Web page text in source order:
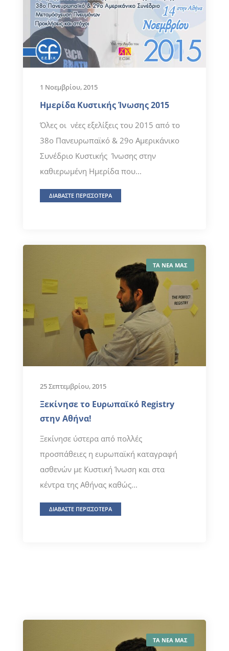
1 Νοεμβρίου, 2015
Ημερίδα Κυστικής Ίνωσης 2015
Όλες οι νέες εξελίξεις του 2015 από το
38ο Πανευρωπαϊκό & 29ο Αμερικάνικο
Συνέδριο Κυστικής Ίνωσης στην
καθιερωμένη Ημερίδα που...
ΔΙΑΒΑΣΤΕ ΠΕΡΙΣΣΟΤΕΡΑ
ΤΑ ΝΕΑ ΜΑΣ
25 Σεπτεμβρίου, 2015
Ξεκίνησε το Ευρωπαϊκό Registry
στην Αθήνα!
Ξεκίνησε ύστερα από πολλές
προσπάθειες η ευρωπαϊκή καταγραφή
ασθενών με Κυστική Ίνωση και στα
κέντρα της Αθήνας καθώς...
ΔΙΑΒΑΣΤΕ ΠΕΡΙΣΣΟΤΕΡΑ
ΤΑ ΝΕΑ ΜΑΣ